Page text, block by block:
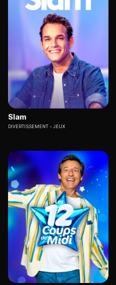
Slam
DIVERTISSEMENT JEUX